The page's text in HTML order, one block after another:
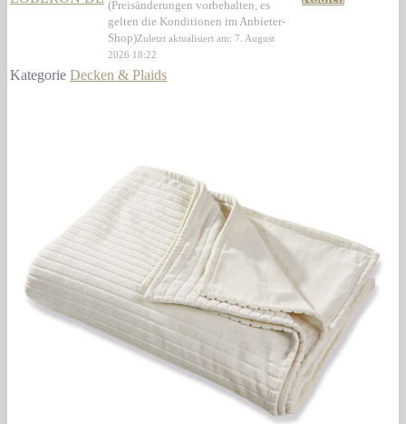
(Preisänderungen vorbehalten, es
gelten die Konditionen im Anbieter-
Shop)Zuletzt aktualisiert am: 7. August
2026 18:22
Kategorie Decken & Plaids